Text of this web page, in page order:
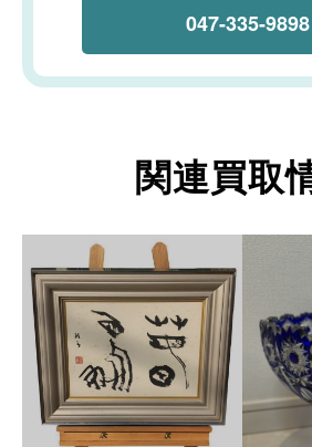
047-335-9898
関連買取